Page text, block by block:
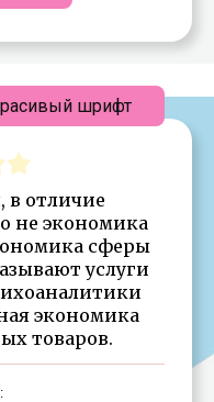
в отличие
не экономика
сферы
услуги
экономика
товаров.
шрифт